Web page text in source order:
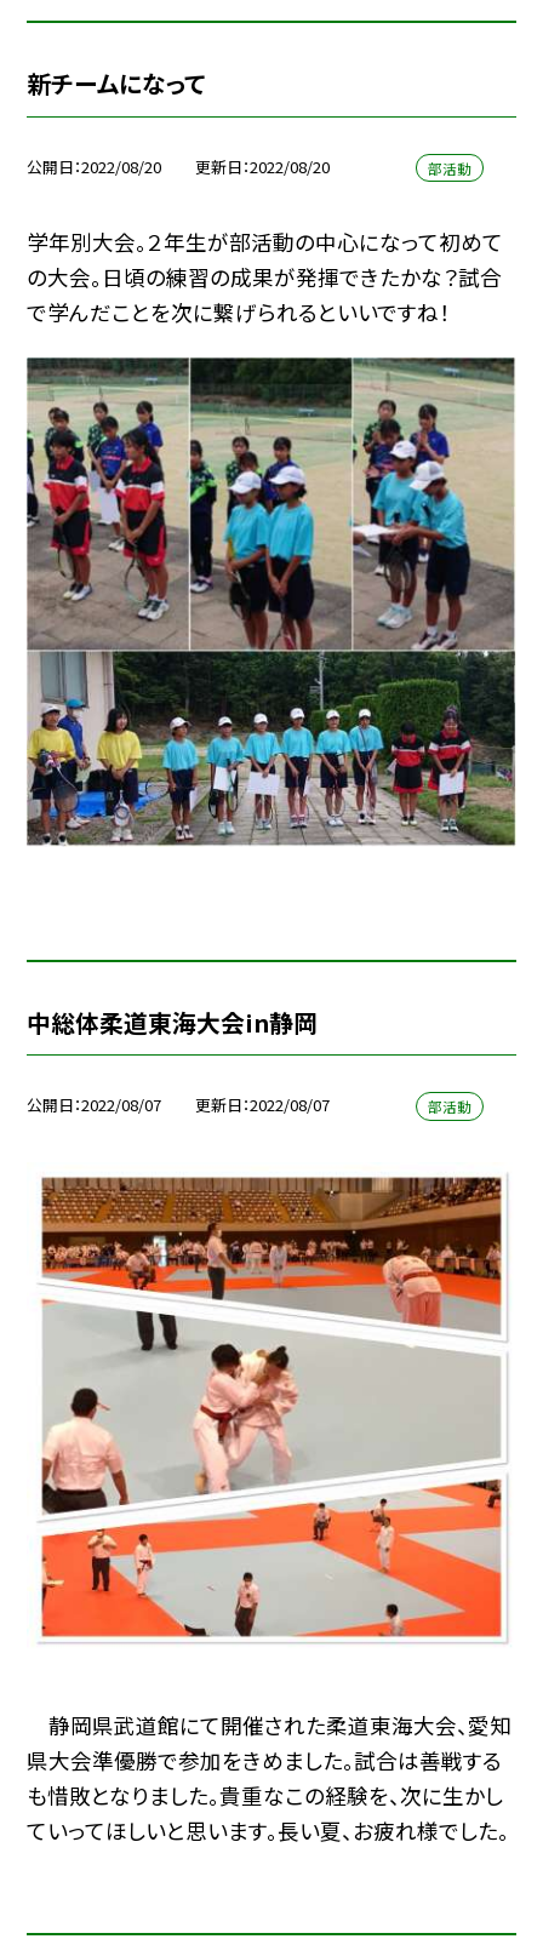
新チームになって
公開日 2022/08/20 更新日 2022/08/20 部活動
学年別大会。２年生が部活動の中心になって初めて
の大会。日頃の練習の成果が発揮できたかな？試合
で学んだことを次に繋げられるといいですね！
中総体柔道東海大会in静岡
公開日 2022/08/07 更新日 2022/08/07 部活動
静岡県武道館にて開催された柔道東海大会、愛知
県大会準優勝で参加をきめました。試合は善戦する
も惜敗となりました。貴重なこの経験を、次に生かし
ていってほしいと思います。長い夏、お疲れ様でした。